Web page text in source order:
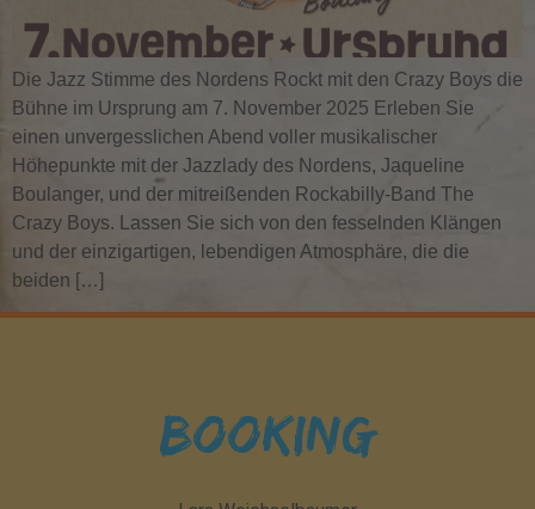
Die Jazz Stimme des Nordens Rockt mit den Crazy Boys die
Bühne im Ursprung am 7. November 2025 Erleben Sie
einen unvergesslichen Abend voller musikalischer
Höhepunkte mit der Jazzlady des Nordens, Jaqueline
Boulanger, und der mitreißenden Rockabilly-Band The
Crazy Boys. Lassen Sie sich von den fesselnden Klängen
und der einzigartigen, lebendigen Atmosphäre, die die
beiden […]
Booking